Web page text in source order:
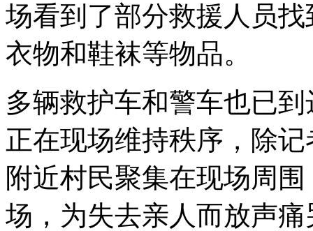
场看到了部分救援人员
衣物和鞋袜等物品。
多辆救护车和警车也已
正在现场维持秩序，除
附近村民聚集在现场周
场，为失去亲人而放声痛